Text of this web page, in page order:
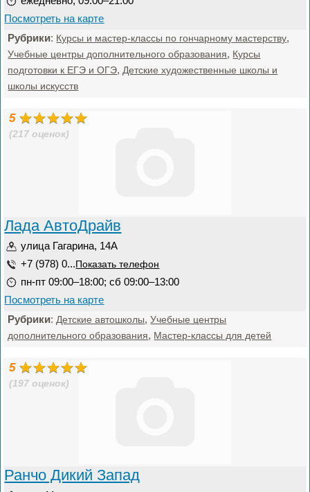
Посмотреть на карте
Рубрики: Курсы и мастер-классы по гончарному мастерству,
Учебные центры дополнительного образования, Курсы
подготовки к ЕГЭ и ОГЭ, Детские художественные школы и
школы искусств
5
(217 оценок)
Лада АвтоДрайв
улица Гагарина, 14А
+7 (978) 0... Показать телефон
пн-пт 09:00–18:00; сб 09:00–13:00
Посмотреть на карте
Рубрики: Детские автошколы,Учебные центры
дополнительного образования, Мастер-классы для детей
5
(197 оценок)
Ранчо Дикий Запад